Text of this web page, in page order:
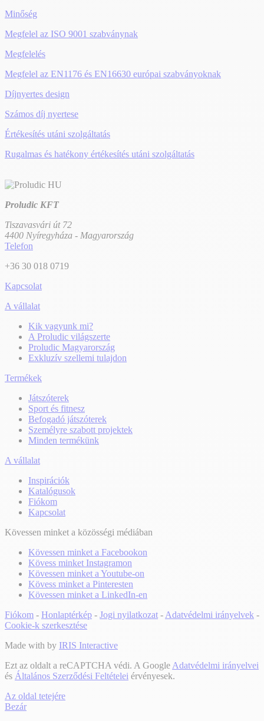
Minőség
Megfelel az ISO 9001 szabványnak
Megfelelés
Megfelel az EN1176 és EN16630 európai szabványoknak
Díjnyertes design
Számos díj nyertese
Értékesítés utáni szolgáltatás
Rugalmas és hatékony értékesítés utáni szolgáltatás
Proludic KFT
Tiszavasvári út 72
4400 Nyíregyháza - Magyarország
Telefon
+36 30 018 0719
Kapcsolat
A vállalat
Kik vagyunk mi?
A Proludic világszerte
Proludic Magyarország
Exkluzív szellemi tulajdon
Termékek
Játszóterek
Sport és fitnesz
Befogadó játszóterek
Személyre szabott projektek
Minden termékünk
A vállalat
Inspirációk
Katalógusok
Fiókom
Kapcsolat
Kövessen minket a közösségi médiában
Kövessen minket a Facebookon
Kövess minket Instagramon
Kövessen minket a Youtube-on
Kövess minket a Pinteresten
Kövessen minket a LinkedIn-en
Fiókom - Honlaptérkép - Jogi nyilatkozat - Adatvédelmi irányelvek -
Cookie-k szerkesztése
Made with by IRIS Interactive
Ezt az oldalt a reCAPTCHA védi. A Google Adatvédelmi irányelvei
és Általános Szerződési Feltételei érvényesek.
Az oldal tetejére
Bezár